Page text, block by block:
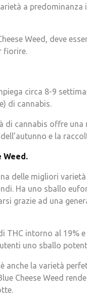
a predominanza
Weed, deve
fiorire.
circa 8-9
di cannabis.
di cannabis offre
e la
Weed.
delle migliori
Ha uno sballo
grazie ad una
THC intorno al 19%
uno sballo
è anche la varietà
Cheese Weed